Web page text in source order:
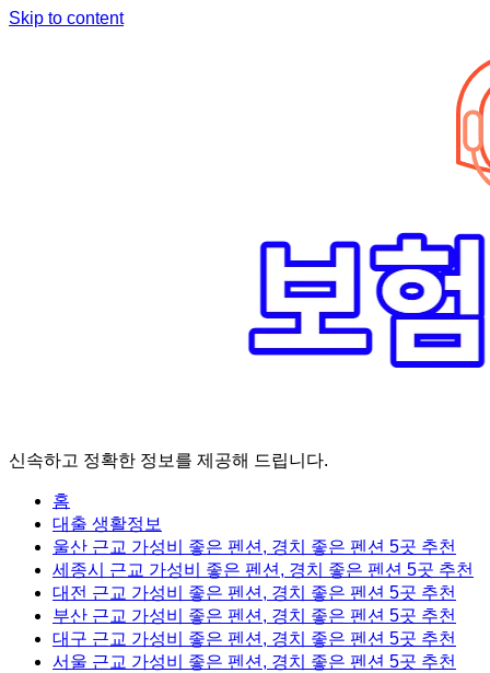
Skip to content
신속하고 정확한 정보를 제공해 드립니다.
홈
대출 생활정보
울산 근교 가성비 좋은 펜션, 경치 좋은 펜션 5곳 추천
세종시 근교 가성비 좋은 펜션, 경치 좋은 펜션 5곳 추천
대전 근교 가성비 좋은 펜션, 경치 좋은 펜션 5곳 추천
부산 근교 가성비 좋은 펜션, 경치 좋은 펜션 5곳 추천
대구 근교 가성비 좋은 펜션, 경치 좋은 펜션 5곳 추천
서울 근교 가성비 좋은 펜션, 경치 좋은 펜션 5곳 추천